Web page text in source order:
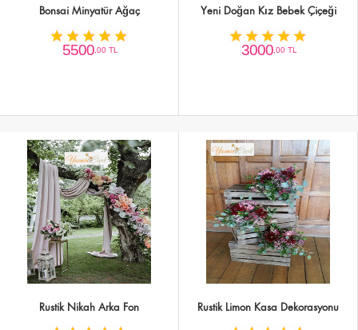
Bonsai Minyatür Ağaç
5500,00 TL
Yeni Doğan Kız Bebek Çiçeği
3000,00 TL
Rustik Nikah Arka Fon Rustik Limon Kasa Dekorasyonu